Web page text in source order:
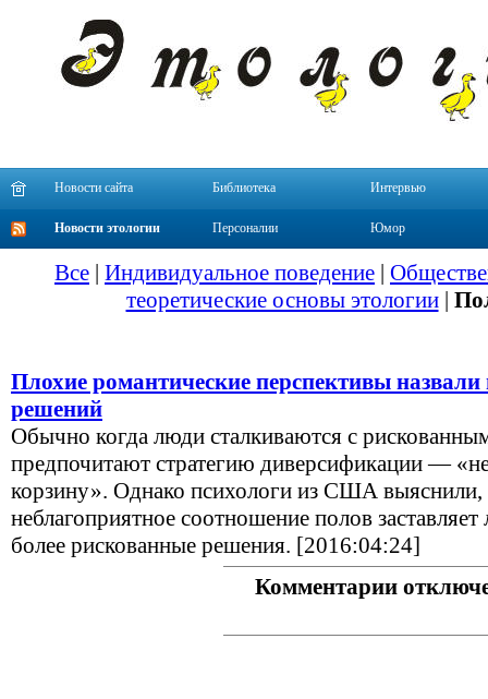
Новости сайта Библиотека Интервью
Новости этологии Персоналии Юмор
Все | Индивидуальное поведение |
теоретические основы этологии|
Плохие романтические перспективы
решений
Обычно когда люди сталкиваются с
предпочитают стратегию диверсификации —
корзину». Однако психологи из США выяснили,
неблагоприятное соотношение полов
более рискованные решения. [2016:04:24]
Комментарии